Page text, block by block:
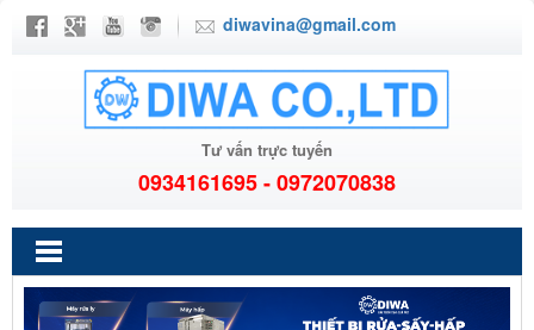
diwavina@gmail.com
Tư vấn trực tuyến
0934161695 - 0972070838